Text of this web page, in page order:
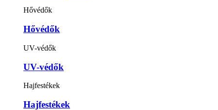
Hővédők
Hővédők
UV-védők
UV-védők
Hajfestékek
Hajfestékek